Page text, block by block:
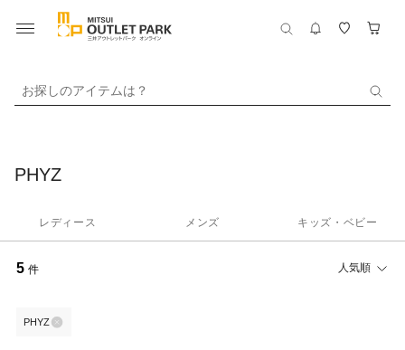
お探しのアイテムは？
PHYZ
レディース メンズ キッズ・ベビー
5 件 人気順
PHYZ